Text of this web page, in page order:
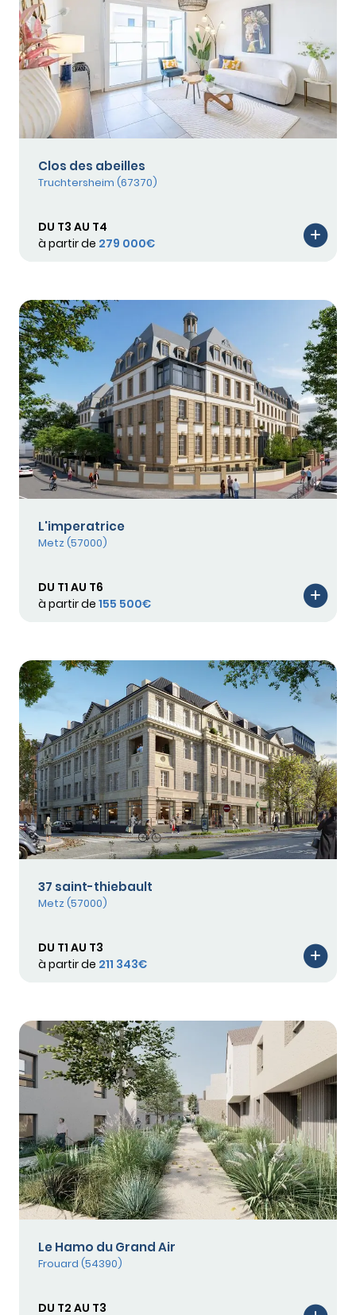
Clos des abeilles
Truchtersheim (67370)
DU T3 AU T4
à partir de 279 000€
L'imperatrice
Metz (57000)
DU T1 AU T6
à partir de 155 500€
37 saint-thiebault
Metz (57000)
DU T1 AU T3
à partir de 211 343€
Le Hamo du Grand Air
Frouard (54390)
DU T2 AU T3